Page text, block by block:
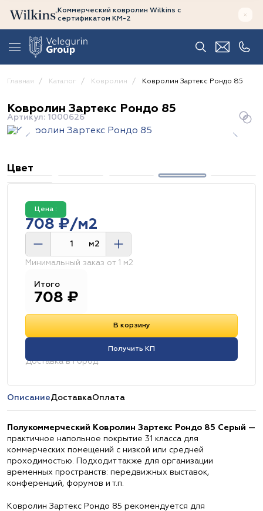
Коммерческий ковролин Wilkins с
сертификатом КМ-2
Главная Каталог Ковролин Ковролин Зартекс Рондо 85
Ковролин Зартекс Рондо 85
Артикул: 1000626
Цвет
Цена :
708 ₽/м2
м2
Минимальный заказ от 1 м2
Итого
708 ₽
В корзину
Получить КП
Доставка в город:
ОписаниеДоставкаОплата
Полукоммерческий Ковролин Зартекс Рондо 85 Серый —
практичное напольное покрытие 31 класса для
коммерческих помещений с низкой или средней
проходимостью. Подходит также для организации
временных пространств: передвижных выставок,
конференций, форумов и т.п.
Ковролин Зартекс Рондо 85 рекомендуется для